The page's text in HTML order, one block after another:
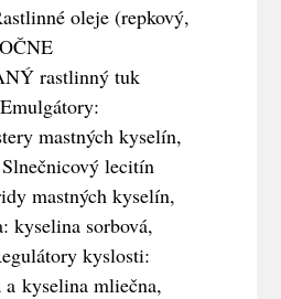
oleje (repkový,
rastlinný tuk
mastných kyselín,
lecitín
mastných kyselín,
kyselina sorbová,
kyslosti:
kyselina mliečna,